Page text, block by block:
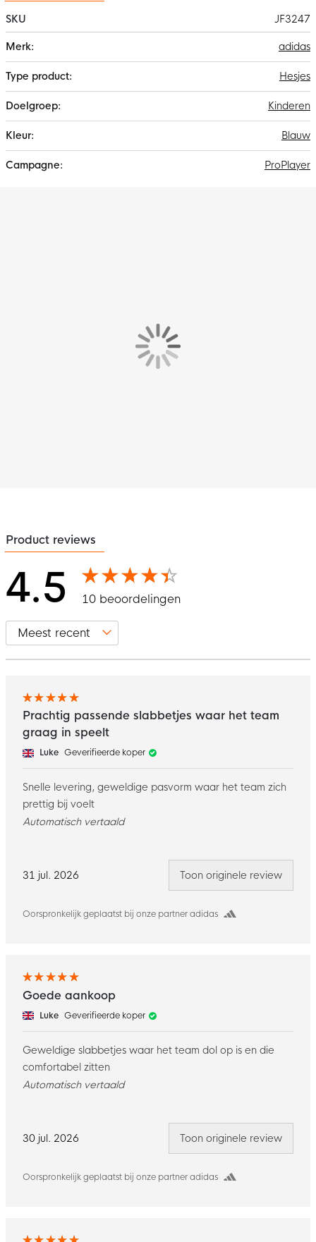
SKU
JF3247
informatie
adidas
Hesjes
Kinderen
Blauw
ProPlayer
Product reviews
4.5 10 beoordelingen
31 jul. 2026
Oorspronkelijk geplaatst bij onze partner adidas
Prachtig passende slabbetjes waar het team
graag in speelt
Luke Geverifieerde koper
Snelle levering, geweldige pasvorm waar het team zich
prettig bij voelt
Automatisch vertaald
Toon originele review
30 jul. 2026
Oorspronkelijk geplaatst bij onze partner adidas
Goede aankoop
Luke Geverifieerde koper
Geweldige slabbetjes waar het team dol op is en die
comfortabel zitten
Automatisch vertaald
Toon originele review